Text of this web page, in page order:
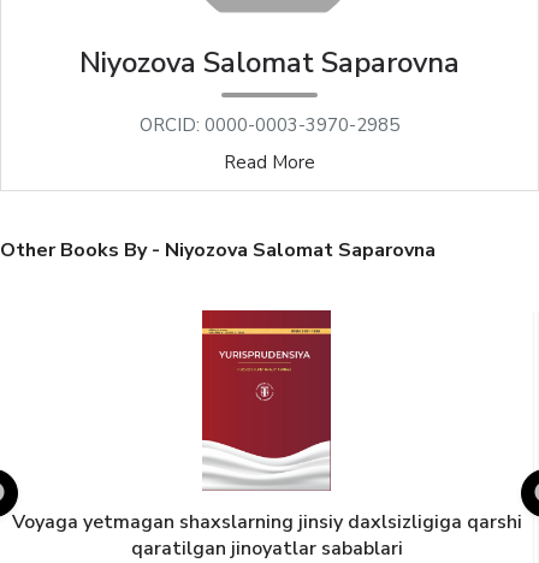
Niyozova Salomat Saparovna
ORCID: 0000-0003-3970-2985
Read More
Other Books By - Niyozova Salomat Saparovna
Voyaga yetmagan shaxslarning jinsiy daxlsizligiga qarshi
qaratilgan jinoyatlar sabablari